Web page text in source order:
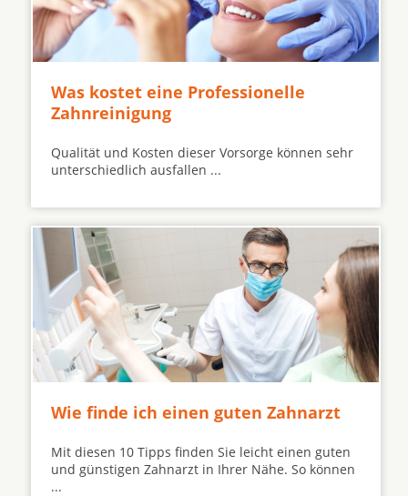
Was kostet eine Professionelle
Zahnreinigung
Qualität und Kosten dieser Vorsorge können sehr
unterschiedlich ausfallen ...
Wie finde ich einen guten Zahnarzt
Mit diesen 10 Tipps finden Sie leicht einen guten
und günstigen Zahnarzt in Ihrer Nähe. So können
...